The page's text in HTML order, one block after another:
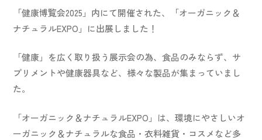
「健康博覧会2025」内にて開催された、「オーガニック＆
ナチュラルEXPO」に出展しました！
「健康」を広く取り扱う展示会の為、食品のみならず、サ
プリメントや健康器具など、様々な製品が集まっていまし
た。
「オーガニック＆ナチュラルEXPO」は、環境にやさしいオ
ーガニック＆ナチュラルな食品・衣料雑貨・コスメなど多